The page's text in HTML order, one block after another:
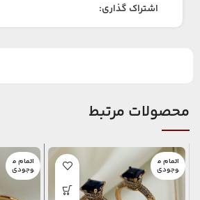
اشتراک گذاری:
محصولات مرتبط
اتمام م
وجودی
اتمام م
وجودی